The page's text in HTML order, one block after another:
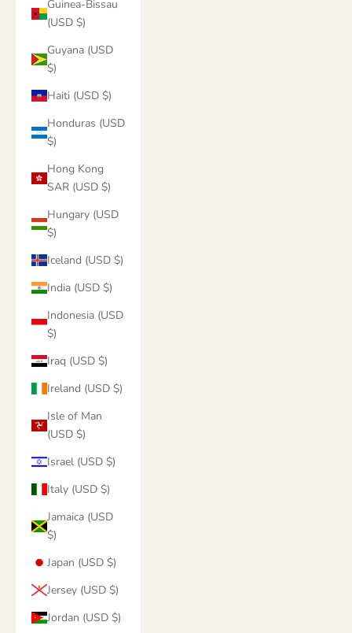
Guinea-Bissau
(USD $)
Guyana (USD
$)
Haiti (USD $)
Honduras (USD
$)
Hong Kong
SAR (USD $)
Hungary (USD
$)
Iceland (USD $)
India (USD $)
Indonesia (USD
$)
Iraq (USD $)
Ireland (USD $)
Isle of Man
(USD $)
Israel (USD $)
Italy (USD $)
Jamaica (USD
$)
Japan (USD $)
Jersey (USD $)
Jordan (USD $)